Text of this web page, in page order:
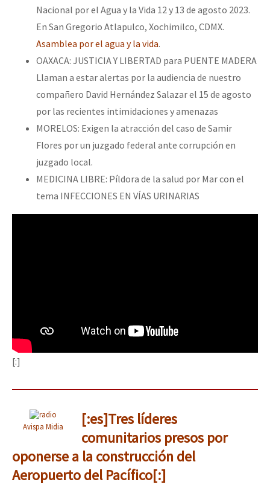
Nacional por el Agua y la Vida 12 y 13 de agosto 2023.
En San Gregorio Atlapulco, Xochimilco, CDMX.
Asamblea por el agua y la vida.
OAXACA: JUSTICIA Y LIBERTAD para PUENTE MADERA
Llaman a estar alertas por la audiencia de nuestro
compañero David Hernández Salazar el 15 de agosto
por las recientes intimidaciones y amenazas
MORELOS: Exigen la atracción del caso de Samir
Flores por un juzgado federal ante corrupción en
juzgado local.
MEDICINA LIBRE: Píldora de la salud por Mar con el
tema INFECCIONES EN VÍAS URINARIAS
[:]
Avispa Midia
[:es]Tres líderes
comunitarios presos por
oponerse a la construcción del
Aeropuerto del Pacífico[:]